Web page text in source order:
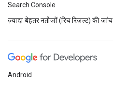
Search Console
ज़्यादा बेहतर नतीजों (रिच रिज़ल्ट) की जांच
Android